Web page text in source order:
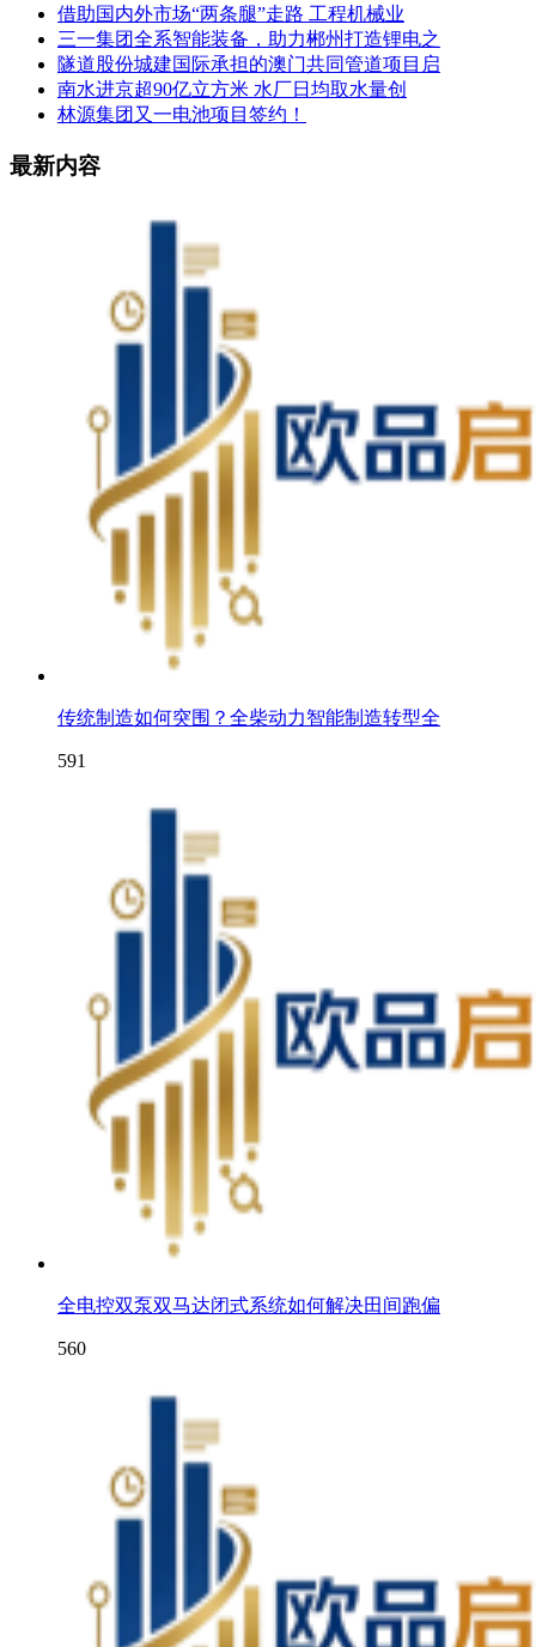
借助国内外市场“两条腿”走路 工程机械业
三一集团全系智能装备，助力郴州打造锂电之
隧道股份城建国际承担的澳门共同管道项目启
南水进京超90亿立方米 水厂日均取水量创
林源集团又一电池项目签约！
最新内容
传统制造如何突围？全柴动力智能制造转型全
591
全电控双泵双马达闭式系统如何解决田间跑偏
560